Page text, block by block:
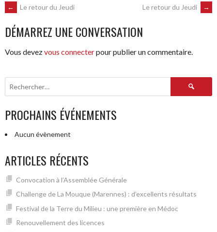
NAVIGATION
DES
← Le retour du Jeudi Le retour du Jeudi →
DÉMARREZ UNE CONVERSATION
Vous devezvous connecterpour publier un commentaire.
Rechercher :
PROCHAINS ÉVÉNEMENTS
Aucun évènement
ARTICLES RÉCENTS
Convocation à l’Assemblée Générale
Challenge de La Mouque (Marennes) : d’excellents résultats
Festival de la Terre du Milieu : une première en Médoc
Renouvellement des licences